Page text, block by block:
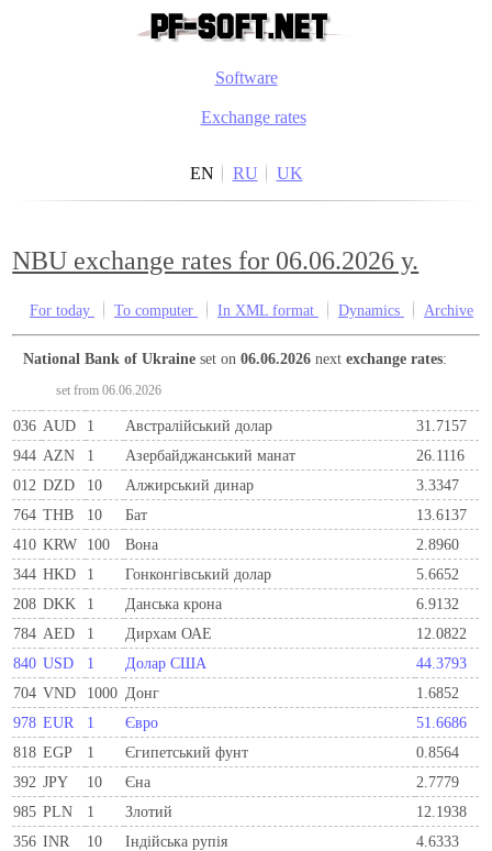
Software
Exchange rates
EN RU UK
NBU exchange rates for 06.06.2026 y.
For today To computer In XML format Dynamics Archive
National Bank of Ukraine set on06.06.2026 nextexchange rates:
set from 06.06.2026
036 AUD 1 Австралійський долар
31.7157
944 AZN 1 Азербайджанський манат
26.1116
012 DZD 10 Алжирський динар
3.3347
764 THB 10 Бат
13.6137
410 KRW 100 Вона
2.8960
344 HKD 1 Гонконгівський долар
5.6652
208 DKK 1 Данська крона
6.9132
784 AED 1 Дирхам ОАЕ
12.0822
840 USD 1 Долар США
44.3793
704 VND 1000 Донг
1.6852
978 EUR 1 Євро
51.6686
818 EGP 1 Єгипетський фунт
0.8564
392 JPY 10 Єна
2.7779
985 PLN 1 Злотий
12.1938
356 INR 10 Індійська рупія
4.6333